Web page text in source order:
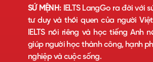
SỨ MỆNH:IELTS LangGo ra đời với
tư duy và thói quen của người
IELTS nói riêng và học tiếng Anh
giúp người học thành công, hạnh
nghiệp và cuộc sống.